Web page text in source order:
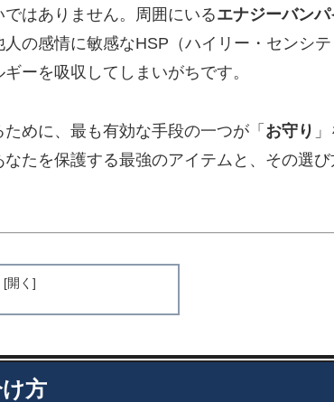
はありません。周囲にいるエナジーバンパ
の感情に敏感なHSP（ハイリー・センシテ
ーを吸収してしまいがちです。
めに、最も有効な手段の一つが「 お守り
たを保護する最強のアイテムと、その選び
方